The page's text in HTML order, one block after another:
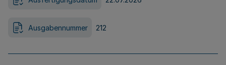
Ausgabennummer 212